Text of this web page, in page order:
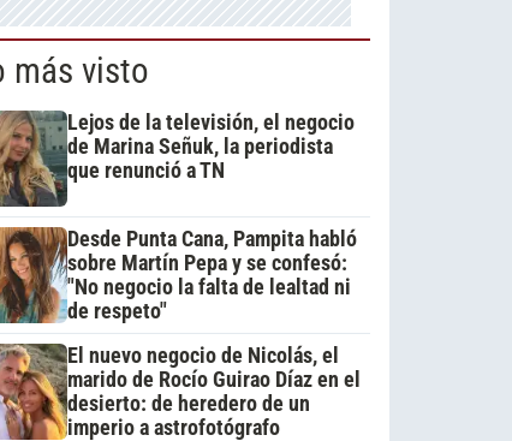
más visto
Lejos de la televisión, el negocio
de Marina Señuk, la periodista
que renunció a TN
Desde Punta Cana, Pampita habló
sobre Martín Pepa y se confesó:
"No negocio la falta de lealtad ni
de respeto"
El nuevo negocio de Nicolás, el
marido de Rocío Guirao Díaz en el
desierto: de heredero de un
imperio a astrofotógrafo